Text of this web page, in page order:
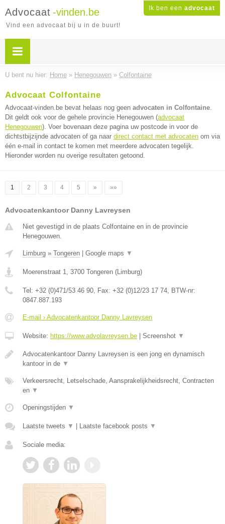
Ik ben een advocaat
Advocaat -vinden.be
Vind een advocaat bij u in de buurt!
U bent nu hier: Home » Henegouwen » Colfontaine
Advocaat Colfontaine
Advocaat-vinden.be bevat helaas nog geen advocaten in Colfontaine.
Dit geldt ook voor de gehele provincie Henegouwen (advocaat
Henegouwen). Voer bovenaan deze pagina uw postcode in voor de
dichtstbijzijnde advocaten of ga naar direct contact met advocaten om via
één e-mail in contact te komen met meerdere advocaten tegelijk.
Hieronder worden nu overige resultaten getoond.
1 2 3 4 5 » »»
Advocatenkantoor Danny Lavreysen
Niet gevestigd in de plaats Colfontaine en in de provincie
Henegouwen.
Limburg » Tongeren Google maps ▼
Moerenstraat 1, 3700 Tongeren (Limburg)
Tel: +32 (0)471/53 46 90, Fax: +32 (0)12/23 17 74, BTW-nr:
0847.887.193
E-mail › Advocatenkantoor Danny Lavreysen
Website: https://www.advolavreysen.be Screenshot ▼
Advocatenkantoor Danny Lavreysen is een jong en dynamisch
kantoor in de ▼
Verkeersrecht, Letselschade, Aansprakelijkheidsrecht, Contracten
en ▼
Openingstijden ▼
Laatste tweets ▼ Laatste facebook posts ▼
Sociale media: